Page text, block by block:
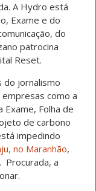
A Hydro está
Exame e do
do
patrocina
Reset.
do jornalismo
como a
Folha de
de carbono
impedindo
no Maranhão,
Procurada, a